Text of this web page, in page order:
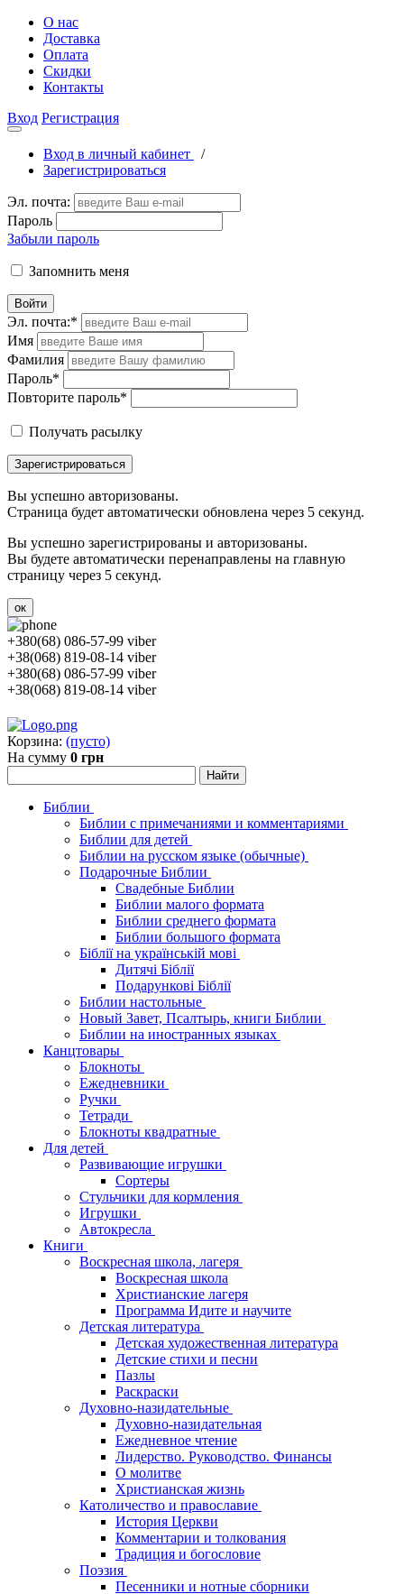
О нас
Доставка
Оплата
Скидки
Контакты
Вход Регистрация
Вход в личный кабинет
/
Зарегистрироваться
Эл. почта:
Пароль
Забыли пароль
Запомнить меня
Войти
Эл. почта:*
Имя
Фамилия
Пароль*
Повторите пароль*
Получать расылку
Зарегистрироваться
Вы успешно авторизованы.
Страница будет автоматически обновлена через 5 секунд.
Вы успешно зарегистрированы и авторизованы.
Вы будете автоматически перенаправлены на главную
страницу через 5 секунд.
ок
+380(68) 086-57-99 viber
+38(068) 819-08-14 viber
+380(68) 086-57-99 viber
+38(068) 819-08-14 viber
Корзина: (пусто)
На сумму 0 грн
Библии
Библии с примечаниями и комментариями
Библии для детей
Библии на русском языке (обычные)
Подарочные Библии
Свадебные Библии
Библии малого формата
Библии среднего формата
Библии большого формата
Біблії на українській мові
Дитячі Біблії
Подарункові Біблії
Библии настольные
Новый Завет, Псалтырь, книги Библии
Библии на иностранных языках
Канцтовары
Блокноты
Ежедневники
Ручки
Тетради
Блокноты квадратные
Для детей
Развивающие игрушки
Сортеры
Стульчики для кормления
Игрушки
Автокресла
Книги
Воскресная школа, лагеря
Воскресная школа
Христианские лагеря
Программа Идите и научите
Детская литература
Детская художественная литература
Детские стихи и песни
Пазлы
Раскраски
Духовно-назидательные
Духовно-назидательная
Ежедневное чтение
Лидерство. Руководство. Финансы
О молитве
Христианская жизнь
Католичество и православие
История Церкви
Комментарии и толкования
Традиция и богословие
Поэзия
Песенники и нотные сборники